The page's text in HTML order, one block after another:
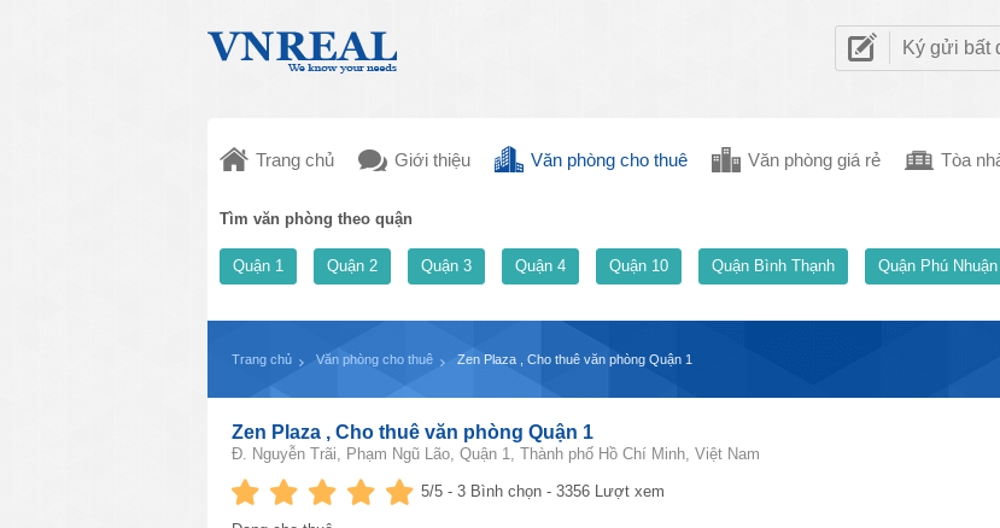
Ký gửi bất
Trang chủ Giới thiệu Văn phòng cho thuê Văn phòng giá rẻ Tòa
Tìm văn phòng theo quận
Quận 1 Quận 2 Quận 3 Quận 4 Quận 10 Quận Bình Thạnh Quận Phú Nhuận
Trang chủ Văn phòng cho thuê Zen Plaza , Cho thuê văn phòng Quận 1
Zen Plaza , Cho thuê văn phòng Quận 1
Đ. Nguyễn Trãi, Phạm Ngũ Lão, Quận 1, Thành phố Hồ Chí Minh, Việt Nam
5/5 - 3 Bình chọn - 3356 Lượt xem